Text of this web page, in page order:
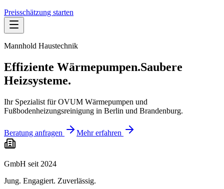
Preisschätzung starten
Mannhold Haustechnik
Effiziente Wärmepumpen.Saubere
Heizsysteme.
Ihr Spezialist für OVUM Wärmepumpen und
Fußbodenheizungsreinigung in Berlin und Brandenburg.
Beratung anfragen Mehr erfahren
GmbH seit 2024
Jung. Engagiert. Zuverlässig.